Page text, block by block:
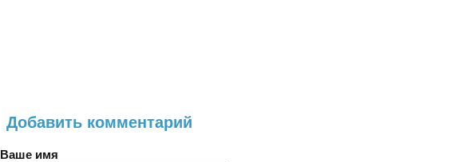
Добавить комментарий
Ваше имя